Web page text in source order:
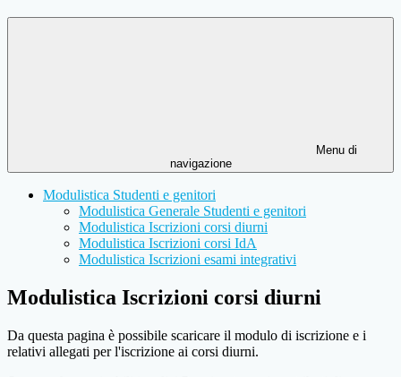
Menu di
navigazione
Modulistica Studenti e genitori
Modulistica Generale Studenti e genitori
Modulistica Iscrizioni corsi diurni
Modulistica Iscrizioni corsi IdA
Modulistica Iscrizioni esami integrativi
Modulistica Iscrizioni corsi diurni
Da questa pagina è possibile scaricare il modulo di iscrizione e i
relativi allegati per l'iscrizione ai corsi diurni.